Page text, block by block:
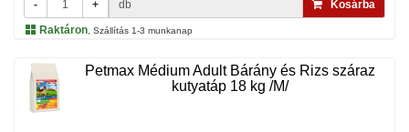
- + db
Kosárba
Raktáron , Szállítás 1-3 munkanap
Petmax Médium Adult Bárány és Rizs száraz
kutyatáp 18 kg /M/